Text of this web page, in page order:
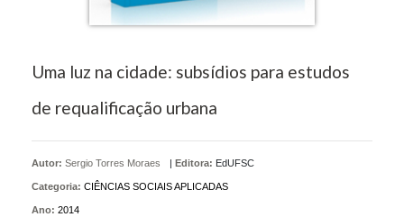
Uma luz na cidade: subsídios para estudos
de requalificação urbana
Autor: Sergio Torres Moraes Editora: EdUFSC
Categoria: CIÊNCIAS SOCIAIS APLICADAS
Ano: 2014